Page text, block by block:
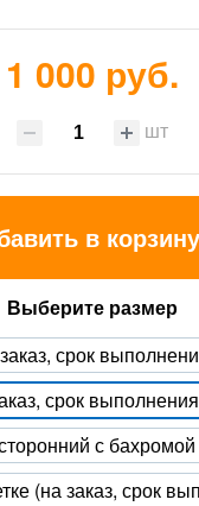
1 000 руб.
шт
в корзину
Выберите размер